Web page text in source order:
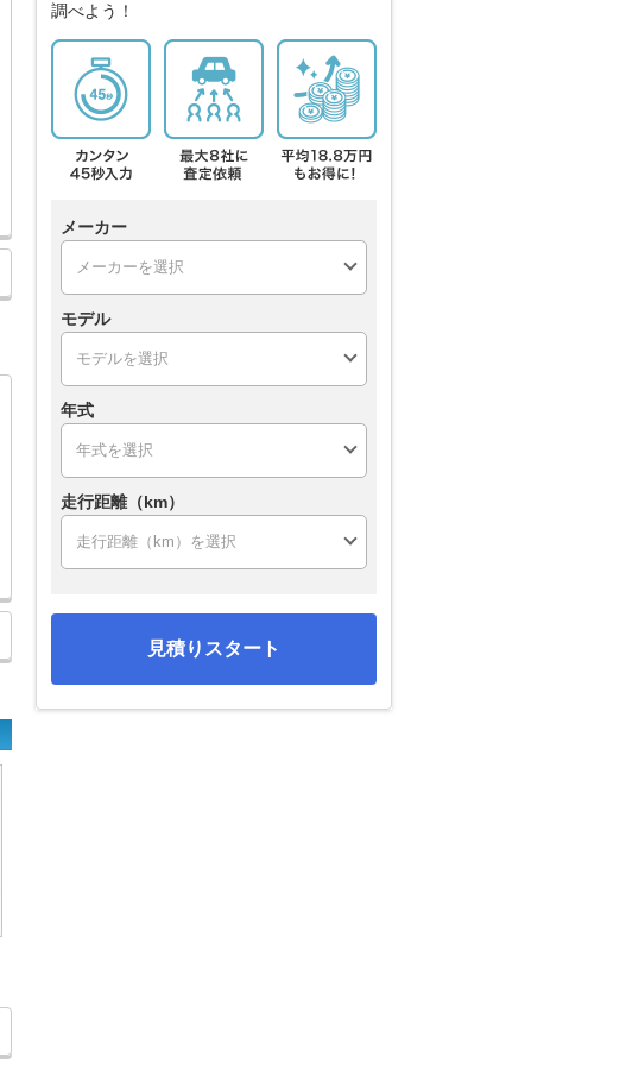
調べよう！
メーカー
モデル
年式
走行距離（km）
見積りスタート